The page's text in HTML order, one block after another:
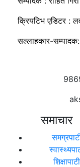
क्रियटिभ एडिटर :
सल्लाहकार-सम्पादक:
समाचार
शिक्षापाटी